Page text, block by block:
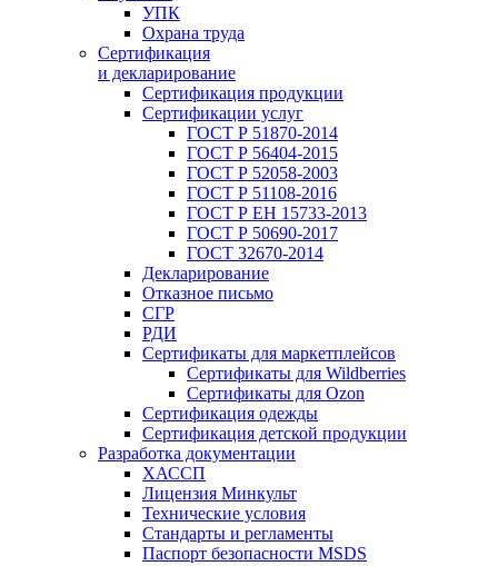
УПК
Охрана труда
Сертификация
и декларирование
Сертификация продукции
Сертификации услуг
ГОСТ Р 51870-2014
ГОСТ Р 56404-2015
ГОСТ Р 52058-2003
ГОСТ Р 51108-2016
ГОСТ Р ЕН 15733-2013
ГОСТ Р 50690-2017
ГОСТ 32670-2014
Декларирование
Отказное письмо
СГР
РДИ
Сертификаты для маркетплейсов
Сертификаты для Wildberries
Сертификаты для Ozon
Сертификация одежды
Сертификация детской продукции
Разработка документации
ХАССП
Лицензия Минкульт
Технические условия
Стандарты и регламенты
Паспорт безопасности MSDS